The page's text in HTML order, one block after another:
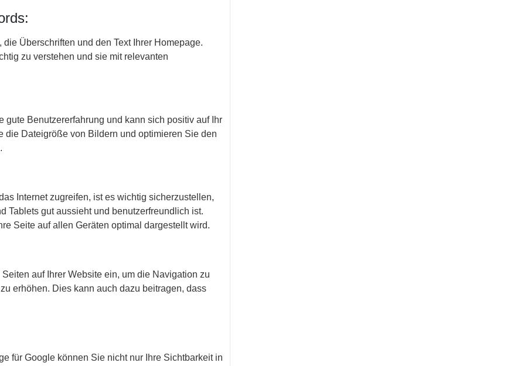
Überschriften und den Text Ihrer Homepage.
zu verstehen und sie mit relevanten
Benutzererfahrung und kann sich positiv auf Ihr
Dateigröße von Bildern und optimieren Sie den
Internet zugreifen, ist es wichtig sicherzustellen,
Tablets gut aussieht und benutzerfreundlich ist.
Seite auf allen Geräten optimal dargestellt wird.
auf Ihrer Website ein, um die Navigation zu
erhöhen. Dies kann auch dazu beitragen, dass
für Google können Sie nicht nur Ihre Sichtbarkeit in